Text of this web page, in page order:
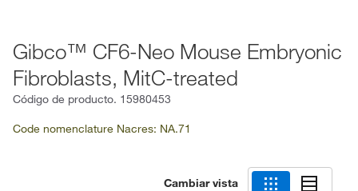
Gibco™ CF6-Neo Mouse Embryonic
Fibroblasts, MitC-treated
Código de producto. 15980453
Code nomenclature Nacres: NA.71
Cambiar vista